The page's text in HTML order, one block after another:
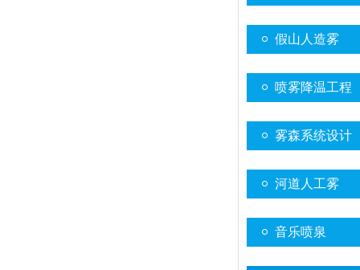
假山人造雾
喷雾降温工程
雾森系统设计
河道人工雾
音乐喷泉